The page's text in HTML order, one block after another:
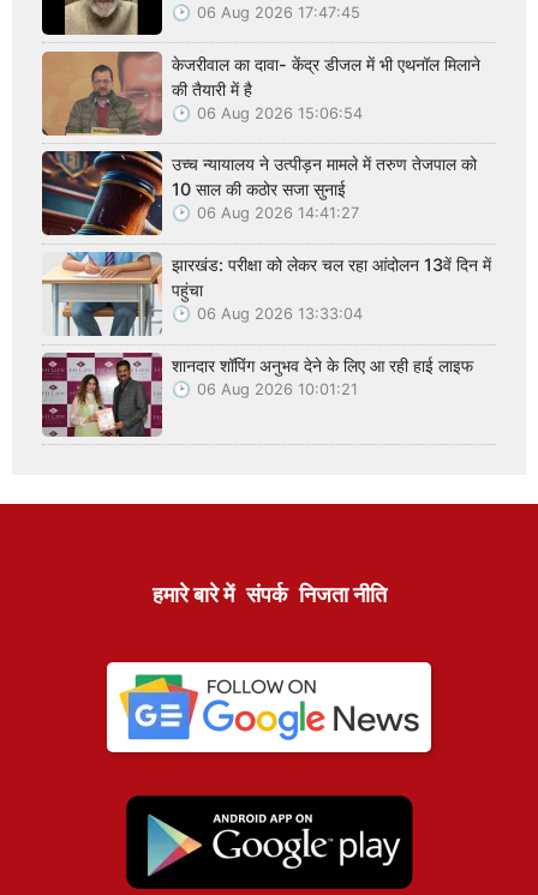
06 Aug 2026 17:47:45
केजरीवाल का दावा- केंद्र डीजल में भी एथनॉल मिलाने
की तैयारी में है
06 Aug 2026 15:06:54
उच्च न्यायालय ने उत्पीड़न मामले में तरुण तेजपाल को
10 साल की कठोर सजा सुनाई
06 Aug 2026 14:41:27
झारखंड: परीक्षा को लेकर चल रहा आंदोलन 13वें दिन में
पहुंचा
06 Aug 2026 13:33:04
शानदार शॉपिंग अनुभव देने के लिए आ रही हाई लाइफ
06 Aug 2026 10:01:21
हमारे बारे में संपर्क निजता नीति